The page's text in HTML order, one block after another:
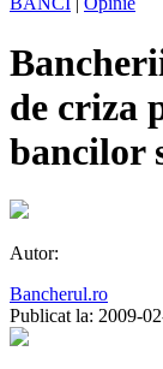
de criza
bancilor
Autor:
Bancherul.ro
Publicat la: 2009-